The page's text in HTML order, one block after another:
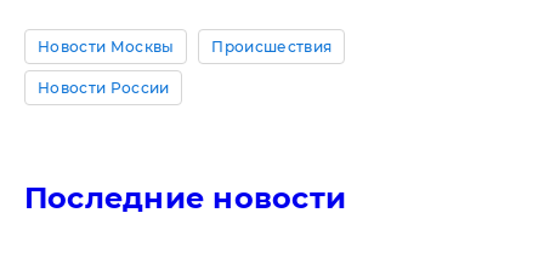
Новости Москвы Происшествия
Новости России
Последние новости